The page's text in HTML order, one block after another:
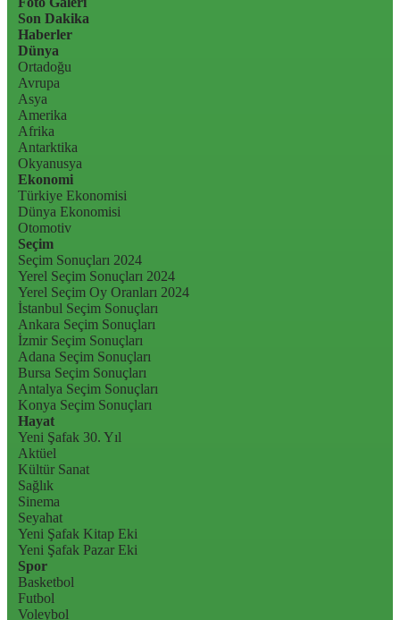
Son Dakika
Haberler
Dünya
Ortadoğu
Avrupa
Asya
Amerika
Afrika
Antarktika
Okyanusya
Ekonomi
Türkiye Ekonomisi
Dünya Ekonomisi
Otomotiv
Seçim
Seçim Sonuçları 2024
Yerel Seçim Sonuçları 2024
Yerel Seçim Oy Oranları 2024
İstanbul Seçim Sonuçları
Ankara Seçim Sonuçları
İzmir Seçim Sonuçları
Adana Seçim Sonuçları
Bursa Seçim Sonuçları
Antalya Seçim Sonuçları
Konya Seçim Sonuçları
Hayat
Yeni Şafak 30. Yıl
Aktüel
Kültür Sanat
Sağlık
Sinema
Seyahat
Yeni Şafak Kitap Eki
Yeni Şafak Pazar Eki
Spor
Basketbol
Futbol
Voleybol